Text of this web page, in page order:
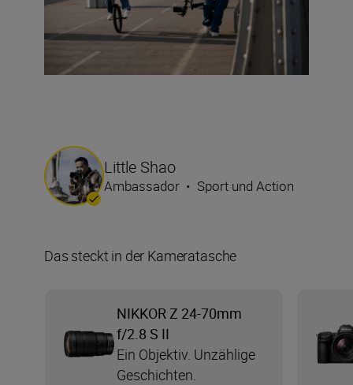
Little Shao
Ambassador • Sport und Action
Das steckt in der Kameratasche
NIKKOR Z 24-70mm
f/2.8 S II
Ein Objektiv. Unzählige
Geschichten.